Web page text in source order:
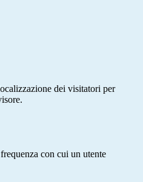
dei visitatori per
con cui un utente